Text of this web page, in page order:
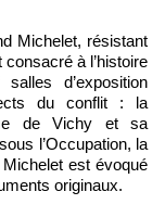
à l’histoire
d’exposition
du conflit : la
de Vichy et sa
l’Occupation, la
est évoqué
originaux.